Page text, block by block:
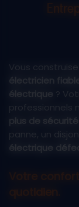
Vous
électricien
électrique
?
professionnels
plus de
électrique
Votre